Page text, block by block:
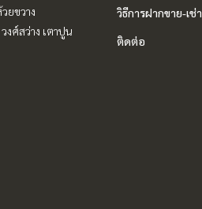
ยขวาง
งศ์สว่าง เตาปูน
วิธีการฝากขาย-เช่า
ติดต่อ